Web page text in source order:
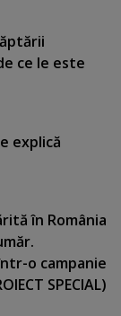
ce le este
explică
în România
o campanie
SPECIAL)